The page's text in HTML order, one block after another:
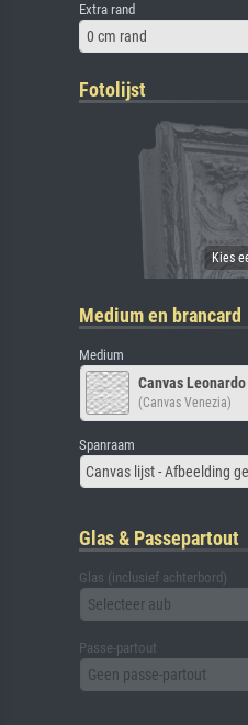
Extra rand
0 cm rand
Fotolijst
Medium en brancard
Medium
Canvas
(Canvas Venezia)
Spanraam
Glas & Passepartout
Glas (inclusief achterbord)
Selecteer aub
Passe-partout
Geen passe-partout